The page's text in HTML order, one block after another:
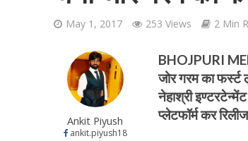
May 1, 2017 253 Views 2 Min
Ankit Piyush
ankit.piyush18
BHOJPURI
जोर गरम का फर्स्ट
नेहाश्री
प्लेटफॉर्म कर